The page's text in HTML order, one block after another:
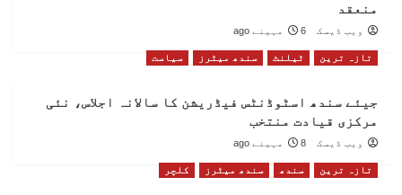
منعقد
ویب ڈیسک 6 مہینے ago
تازہ ترین ٹیلنٹ سندھ میٹرز سیاست
جیئے سندھ اسٹوڈنٹس فیڈریشن کا سالانہ اجلاس، نئی
مرکزی قیادت منتخب
ویب ڈیسک 8 مہینے ago
تازہ ترین سندھ سندھ میٹرز کلچر